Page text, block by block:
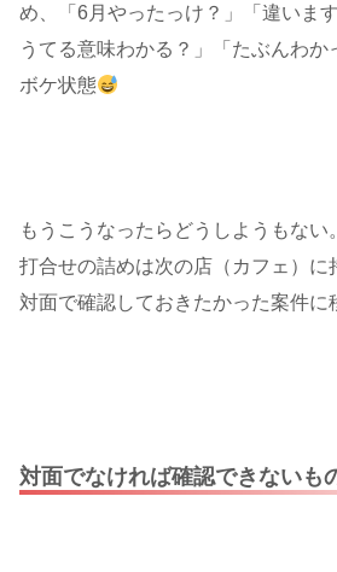
め、「6月やったっけ？」「違いま
うてる意味わかる？」「たぶんわ
ボケ状態
もうこうなったらどうしようもない。
打合せの詰めは次の店（カフェ）に
対面で確認しておきたかった案件に
対面でなければ確認できないも